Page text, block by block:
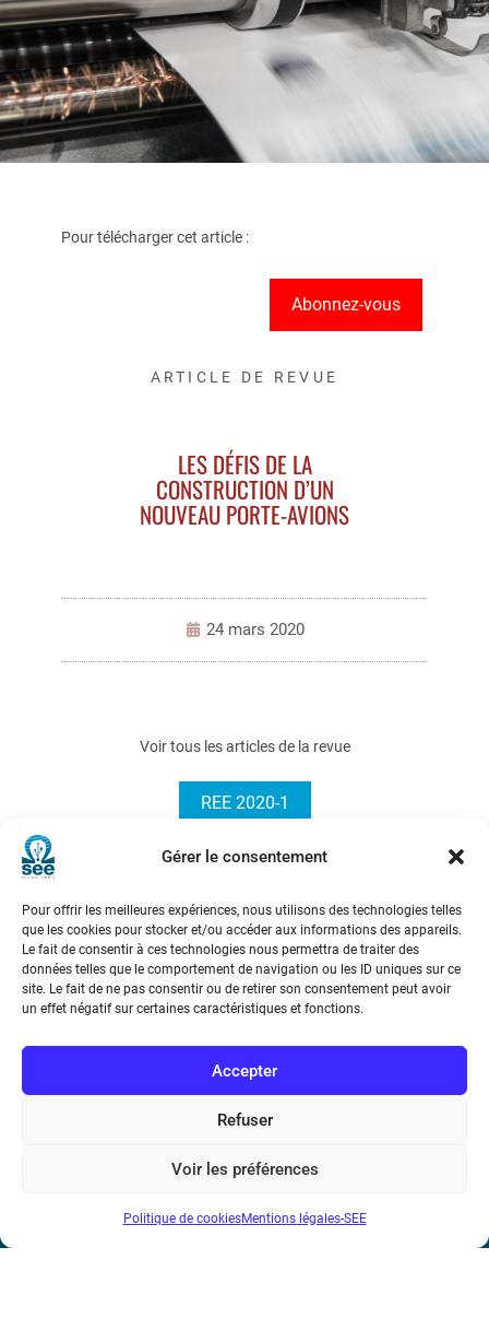
Gérer le consentement
Pour offrir les meilleures expériences, nous utilisons des technologies telles
que les cookies pour stocker et/ou accéder aux informations des appareils.
Le fait de consentir à ces technologies nous permettra de traiter des
données telles que le comportement de navigation ou les ID uniques sur ce
site. Le fait de ne pas consentir ou de retirer son consentement peut avoir
un effet négatif sur certaines caractéristiques et fonctions.
Accepter
Refuser
Voir les préférences
Politique de cookiesMentions légales-SEE
Pour télécharger cet article :
Abonnez-vous
ARTICLE DE REVUE
LES DÉFIS DE LA
CONSTRUCTION D’UN
NOUVEAU PORTE-AVIONS
24 mars 2020
Voir tous les articles de la revue
REE 2020-1
Société de l’Electricité, de l’Electronique et des Technologies
17 rue de l’Amiral Hamelin75116 Paris
Métro : « Boissière » Ligne 6 et « Iéna » Ligne 9
Téléphone : (+33) 1 56 90 37 17
N° de SIREN : 785 393 232, Code APE : 9412Z TVA intra-